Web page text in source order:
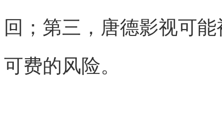
回；第三，唐德影视可
可费的风险。